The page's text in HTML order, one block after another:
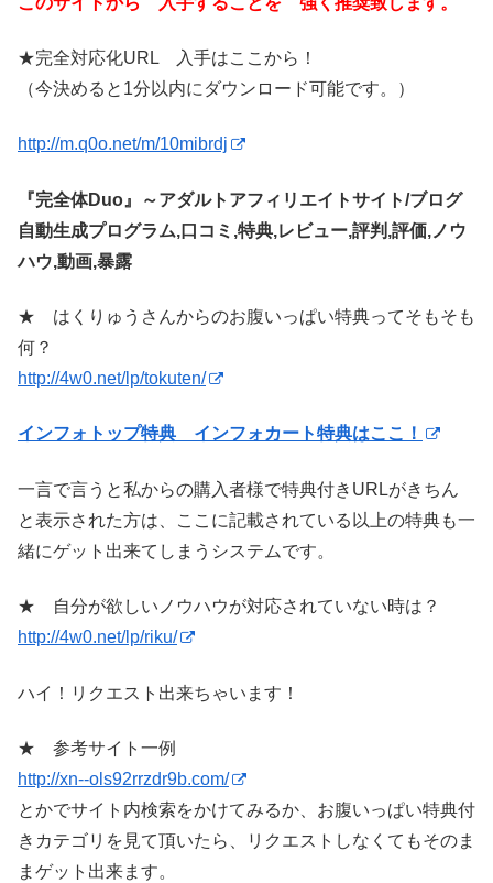
★完全対応化URL 入手はここから！
（今決めると1分以内にダウンロード可能です。）
http://m.q0o.net/m/10mibrdj
『完全体Duo』～アダルトアフィリエイトサイト/ブログ
自動生成プログラム,口コミ,特典,レビュー,評判,評価,ノウ
ハウ,動画,暴露
★ はくりゅうさんからのお腹いっぱい特典ってそもそも
何？
http://4w0.net/lp/tokuten/
インフォトップ特典 インフォカート特典はここ！
一言で言うと私からの購入者様で特典付きURLがきちん
と表示された方は、ここに記載されている以上の特典も一
緒にゲット出来てしまうシステムです。
★ 自分が欲しいノウハウが対応されていない時は？
http://4w0.net/lp/riku/
ハイ！リクエスト出来ちゃいます！
★ 参考サイト一例
http://xn--ols92rrzdr9b.com/
とかでサイト内検索をかけてみるか、お腹いっぱい特典付
きカテゴリを見て頂いたら、リクエストしなくてもそのま
まゲット出来ます。